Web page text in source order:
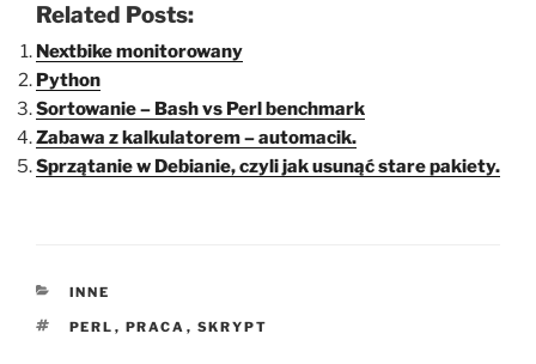
Related Posts:
Nextbike monitorowany
Python
Sortowanie – Bash vs Perl benchmark
Zabawa z kalkulatorem – automacik.
Sprzątanie w Debianie, czyli jak usunąć stare pakiety.
KATEGORIE
INNE
TAGI
PERL , PRACA , SKRYPT